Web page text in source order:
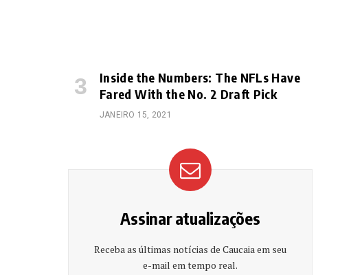
Inside the Numbers: The NFLs Have
Fared With the No. 2 Draft Pick
JANEIRO 15, 2021
Assinar atualizações
Receba as últimas notícias de Caucaia em seu
e-mail em tempo real.